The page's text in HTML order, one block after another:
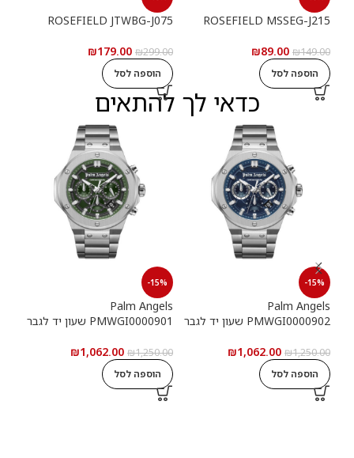
ROSEFIELD MSSEG-J215
₪149.00
₪89.00
הוספה לסל
ROSEFIELD JTWBG-J075
₪299.00
₪179.00
הוספה לסל
כדאי לך להתאים
-15%
Palm Angels
PMWGI0000902 שעון יד לגבר
₪1,250.00
₪1,062.00
הוספה לסל
-15%
Palm Angels
PMWGI0000901 שעון יד לגבר
₪1,250.00
₪1,062.00
הוספה לסל